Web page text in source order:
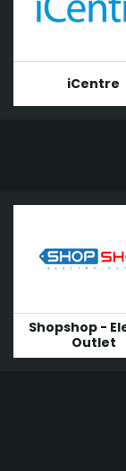
iCentre
Shopshop -
Outlet